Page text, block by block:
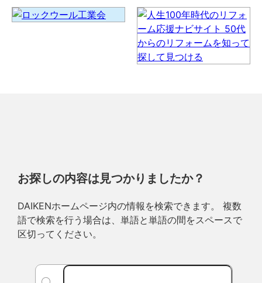
お探しの内容は見つかりましたか？
DAIKENホームページ内の情報を検索できます。 複数
語で検索を行う場合は、単語と単語の間をスペースで
区切ってください。